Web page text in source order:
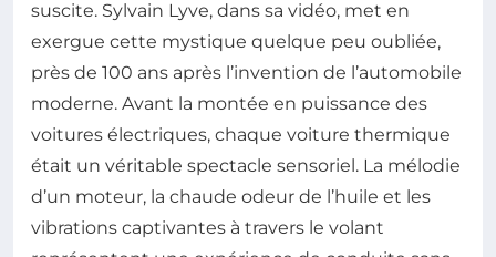
suscite. Sylvain Lyve, dans sa vidéo, met en
exergue cette mystique quelque peu oubliée,
près de 100 ans après l’invention de l’automobile
moderne. Avant la montée en puissance des
voitures électriques, chaque voiture thermique
était un véritable spectacle sensoriel. La mélodie
d’un moteur, la chaude odeur de l’huile et les
vibrations captivantes à travers le volant